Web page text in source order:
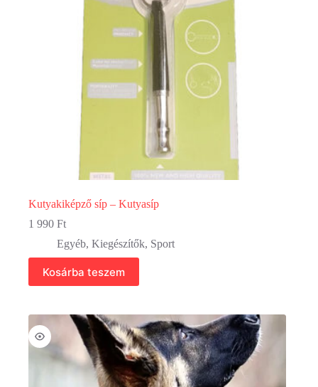
Kutyakiképző síp – Kutyasíp
1 990 Ft
Egyéb, Kiegészítők, Sport
Kosárba teszem